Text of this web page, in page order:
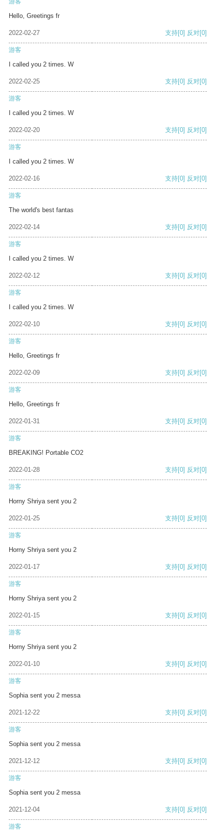
Hello, Greetings fr
2022-02-27 支持[0] 反对[0]
游客
I called you 2 times. W
2022-02-25 支持[0] 反对[0]
游客
I called you 2 times. W
2022-02-20 支持[0] 反对[0]
游客
I called you 2 times. W
2022-02-16 支持[0] 反对[0]
游客
The world's best fantas
2022-02-14 支持[0] 反对[0]
游客
I called you 2 times. W
2022-02-12 支持[0] 反对[0]
游客
I called you 2 times. W
2022-02-10 支持[0] 反对[0]
游客
Hello, Greetings fr
2022-02-09 支持[0] 反对[0]
游客
Hello, Greetings fr
2022-01-31 支持[0] 反对[0]
游客
BREAKING! Portable CO2
2022-01-28 支持[0] 反对[0]
游客
Horny Shriya sent you 2
2022-01-25 支持[0] 反对[0]
游客
Horny Shriya sent you 2
2022-01-17 支持[0] 反对[0]
游客
Horny Shriya sent you 2
2022-01-15 支持[0] 反对[0]
游客
Horny Shriya sent you 2
2022-01-10 支持[0] 反对[0]
游客
Sophia sent you 2 messa
2021-12-22 支持[0] 反对[0]
游客
Sophia sent you 2 messa
2021-12-12 支持[0] 反对[0]
游客
Sophia sent you 2 messa
2021-12-04 支持[0] 反对[0]
游客